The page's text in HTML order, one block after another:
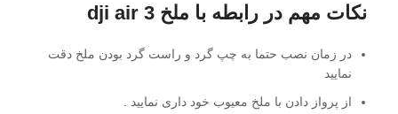
نکات مهم در رابطه با ملخ dji air 3
در زمان نصب حتما به چپ گرد و راست گرد بودن ملخ دقت
نمایید
از پرواز دادن با ملخ معیوب خود داری نمایید .